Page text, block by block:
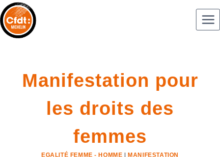
Manifestation pour
les droits des
femmes
EGALITÉ FEMME - HOMME MANIFESTATION